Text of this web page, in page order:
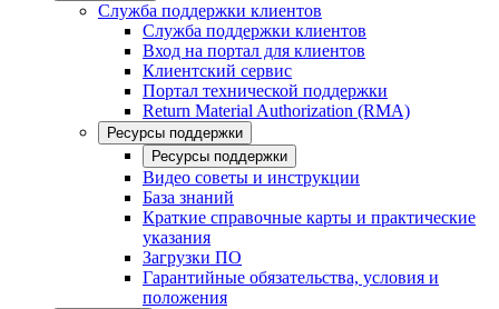
Служба поддержки клиентов
Служба поддержки клиентов
Вход на портал для клиентов
Клиентский сервис
Портал технической поддержки
Return Material Authorization (RMA)
Ресурсы поддержки
Ресурсы поддержки
Видео советы и инструкции
База знаний
Краткие справочные карты и практические
указания
Загрузки ПО
Гарантийные обязательства, условия и
положения